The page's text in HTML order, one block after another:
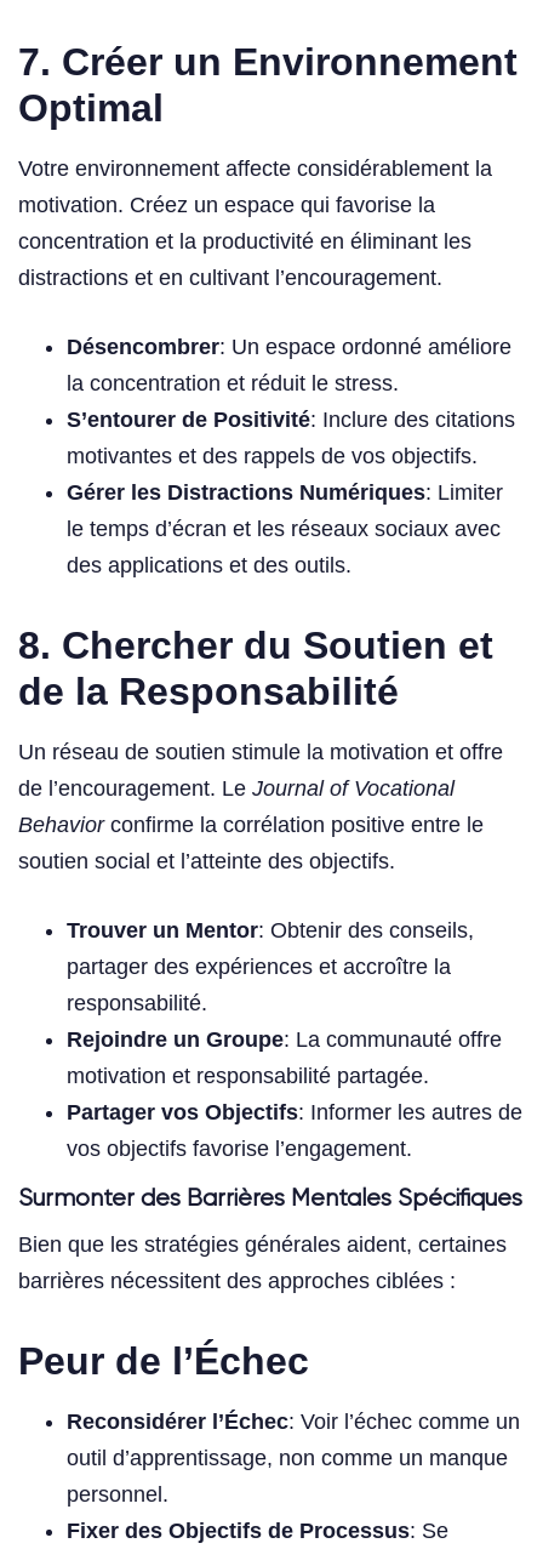
7. Créer un Environnement
Optimal
Votre environnement affecte considérablement la
motivation. Créez un espace qui favorise la
concentration et la productivité en éliminant les
distractions et en cultivant l’encouragement.
Désencombrer: Un espace ordonné améliore
la concentration et réduit le stress.
S’entourer de Positivité: Inclure des citations
motivantes et des rappels de vos objectifs.
Gérer les Distractions Numériques: Limiter
le temps d’écran et les réseaux sociaux avec
des applications et des outils.
8. Chercher du Soutien et
de la Responsabilité
Un réseau de soutien stimule la motivation et offre
de l’encouragement. Le Journal of Vocational
Behaviorconfirme la corrélation positive entre le
soutien social et l’atteinte des objectifs.
Trouver un Mentor: Obtenir des conseils,
partager des expériences et accroître la
responsabilité.
Rejoindre un Groupe: La communauté offre
motivation et responsabilité partagée.
Partager vos Objectifs: Informer les autres de
vos objectifs favorise l’engagement.
Surmonter des Barrières Mentales Spécifiques
Bien que les stratégies générales aident, certaines
barrières nécessitent des approches ciblées :
Peur de l’Échec
Reconsidérer l’Échec: Voir l’échec comme un
outil d’apprentissage, non comme un manque
personnel.
Fixer des Objectifs de Processus: Se